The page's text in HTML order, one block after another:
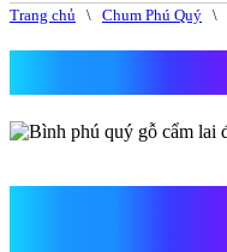
Trang chủ \ Chum Phú Quý \